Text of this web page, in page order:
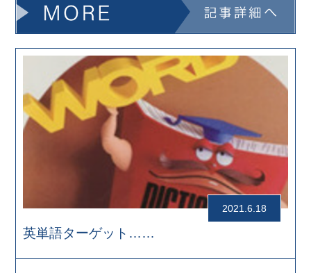
2021.6.18
英単語ターゲット……